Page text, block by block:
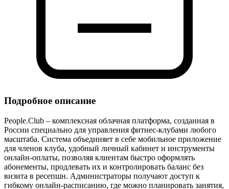
Подробное описание
People.Club – комплексная облачная платформа, созданная в
России специально для управления фитнес‑клубами любого
масштаба. Система объединяет в себе мобильное приложение
для членов клуба, удобный личный кабинет и инструменты
онлайн‑оплаты, позволяя клиентам быстро оформлять
абонементы, продлевать их и контролировать баланс без
визита в ресепшн. Администраторы получают доступ к
гибкому онлайн‑расписанию, где можно планировать занятия,